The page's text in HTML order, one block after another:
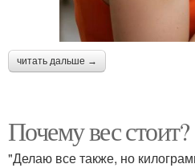
читать дальше →
Почему вес стоит?
"Делаю все также, но